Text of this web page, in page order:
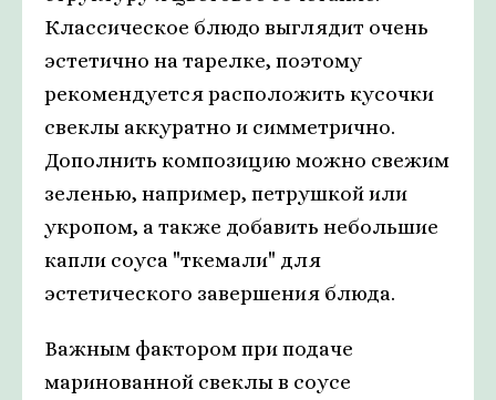
Классическое блюдо выглядит очень
эстетично на тарелке, поэтому
рекомендуется расположить кусочки
свеклы аккуратно и симметрично.
Дополнить композицию можно свежим
зеленью, например, петрушкой или
укропом, а также добавить небольшие
капли соуса "ткемали" для
эстетического завершения блюда.
Важным фактором при подаче
маринованной свеклы в соусе